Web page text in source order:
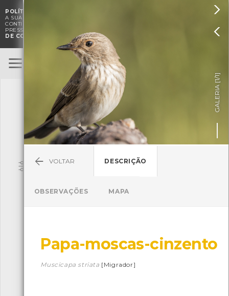
POLÍTICA DE COOKIES
A SUA EXPERIÊNCIA DE NAVEGAÇÃO E PARA FINS ESTATÍSTICOS.
CONTINUAÇÃO DA UTILIZAÇÃO DESTE WEBSITE E SERVIÇOS
PRESSUPÕE A ACEITAÇÃO DA UTILIZAÇÃO DE COOKIES.
DE COOKIES

BioRegisto
TERMOS DE UTILIZAÇÃO
SUBMETER OBSERVAÇÃO
Pesquisa
Descarregar a app BioRegisto


GALERIA [
1/1
]
VOLTAR DESCRIÇÃO
OBSERVAÇÕES MAPA
Papa-moscas-cinzento
Muscicapa striata [Migrador]